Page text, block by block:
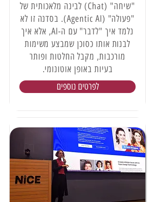
"שיחה" (Chat) לבינה מלאכותית של
"פעולה" (Agentic AI). בסדנה זו לא
נלמד איך "לדבר" עם ה-AI, אלא איך
לבנות אותו כסוכן שמבצע משימות
מורכבות, מקבל החלטות ופותר
בעיות באופן אוטונומי.
לפרטים נוספים